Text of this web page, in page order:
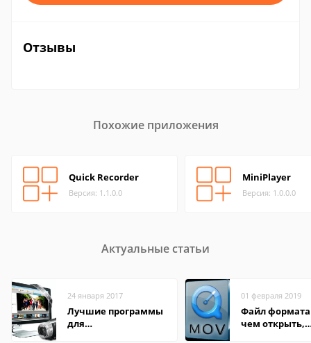
Отзывы
Похожие приложения
Quick Recorder
Версия: 1.1.0.0
MiniPlayer
Версия: 1.0.0.0
Актуальные статьи
24 января 2017
Лучшие программы
для
01 февраля 2019
Файл формата
чем открыть,